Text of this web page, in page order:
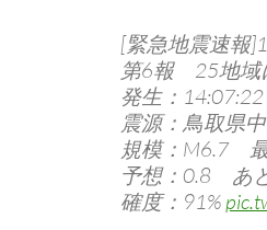
[緊急地震速報
第6報 25地域
発生：14:07:22
震源：鳥取県
規模：M6.7
予想：0.8 あ
確度：91%